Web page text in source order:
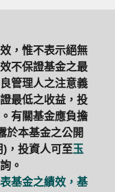
，惟不表示絕無
不保證基金之最
管理人之注意義
最低之收益，投
有關基金應負擔
於本基金之公開
，投資人可至玉
。
基金之績效，基